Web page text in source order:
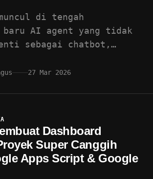
di tengah
baru AI agent yang tidak
sebagai chatbot,
dashboard ke
27 Mar 2026
Dashboard
Super Canggih
Apps Script & Google